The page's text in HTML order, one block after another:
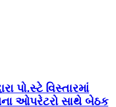
પો.સ્ટે વિસ્તારમાં
ઓપરેટરો સાથે બેઠક